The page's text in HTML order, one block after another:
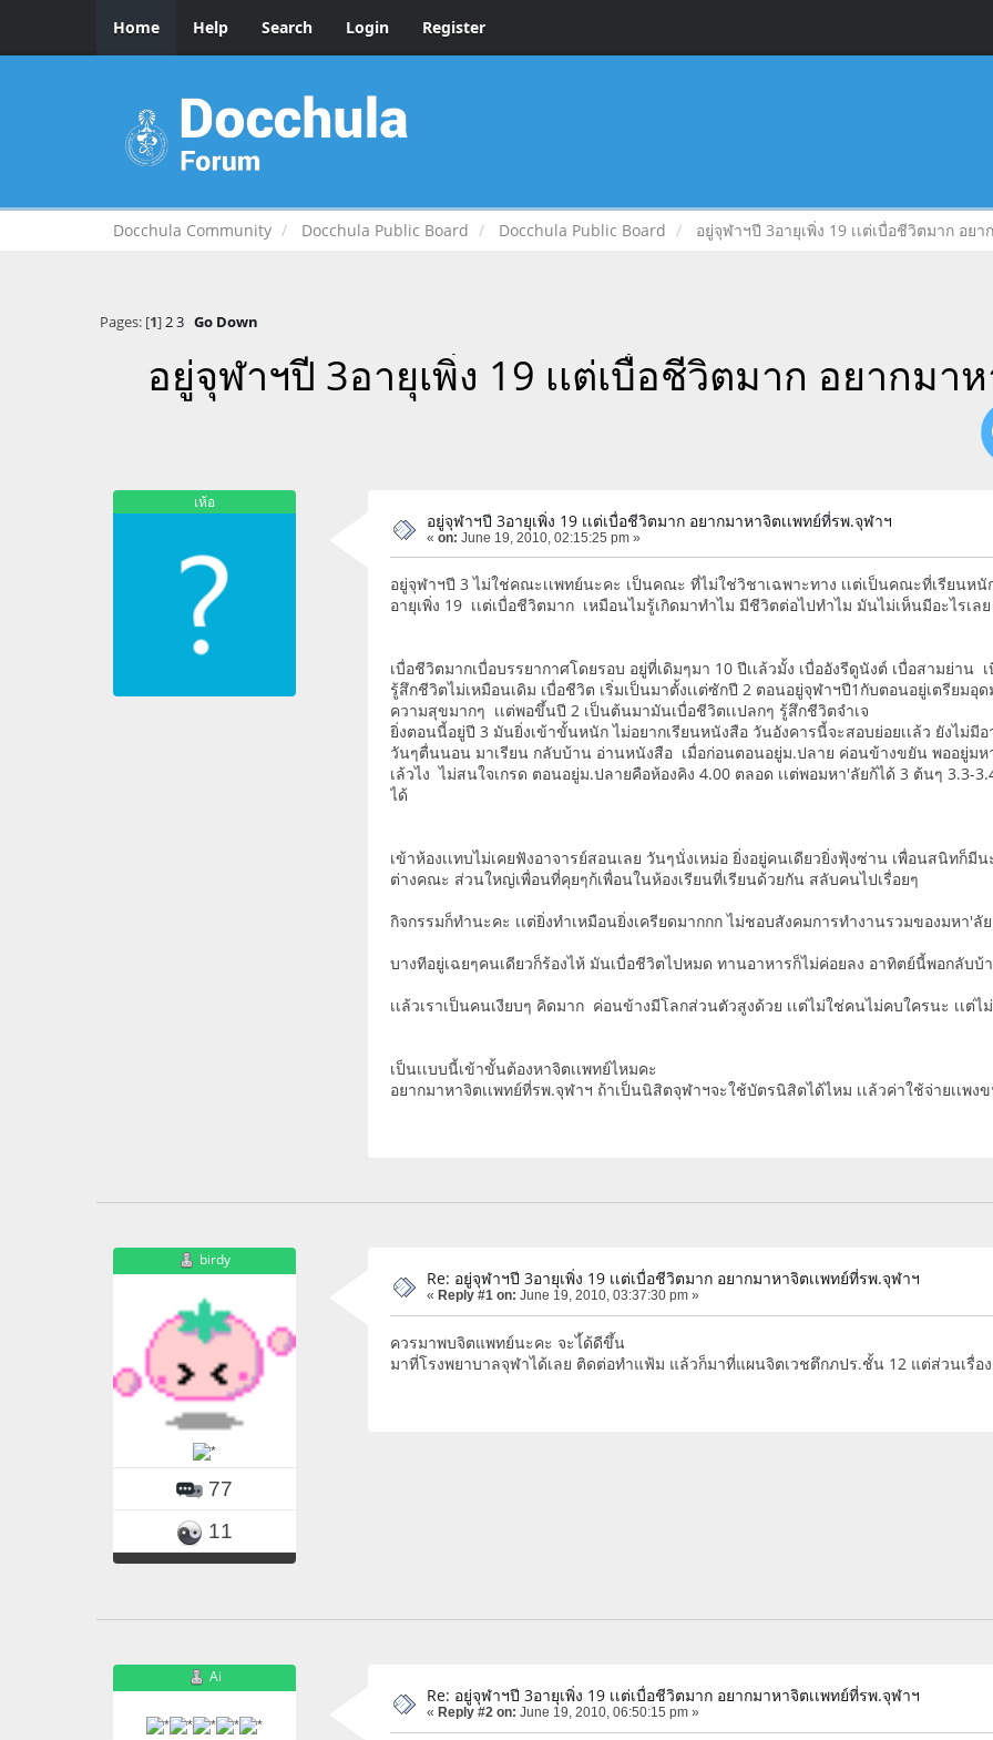
Home Help Search Login Register
Docchula Community Docchula Public Board Docchula Public Board อยู่จุฬาฯปี 3อายุเพิ่ง 19 เเต่เบื่อชีวิตมาก อย
Pages: [1]2 3 Go Down
อยู่จุฬาฯปี 3อายุเพิ่ง 19 เเต่เบื่อชีวิตมาก อยากมา
เห้อ
อยู่จุฬาฯปี 3อายุเพิ่ง 19 เเต่เบื่อชีวิตมาก อยากมาหาจิตเเพทย์ที่รพ.จุฬาฯ
« on: June 19, 2010, 02:15:25 pm »
อยู่จุฬาฯปี 3 ไม่ใช่คณะเเพทย์นะคะ เป็นคณะ ที่ไม่ใช่วิชาเฉพาะทาง เเต่เป็นคณะที่เรียนหนั
อายุเพิ่ง 19 เเต่เบื่อชีวิตมาก เหมือนไมรู้เกิดมาทำไม มีชีวิตต่อไปทำไม มันไม่เห็นมีอะไรเลย
เบื่อชีวิตมากเบื่อบรรยากาศโดยรอบ อยู่ที่เดิมๆมา 10 ปีเเล้วมั้ง เบื่ออังรีดูนังต์ เบื่อสามย่าน
รู้สึกชีวิตไม่เหมือนเดิม เบื่อชีวิต เริ่มเป็นมาตั้งเเต่ซักปี 2 ตอนอยู่จุฬาฯปี1กับตอนอยู่เตรียม
ความสุขมากๆ เเต่พอขึ้นปี 2 เป็นต้นมามันเบื่อชีวิตเเปลกๆ รู้สึกชีวิตจำเจ
ยิ่งตอนนี้อยู่ปี 3 มันยิ่งเข้าขั้นหนัก ไม่อยากเรียนหนังสือ วันอังคารนี้จะสอบย่อยเเล้ว ยังไม่มี
วันๆตื่นนอน มาเรียน กลับบ้าน อ่านหนังสือ เมื่อก่อนตอนอยู่ม.ปลาย ค่อนข้างขยัน พออยู่มห
เล้วไง ไม่สนใจเกรด ตอนอยู่ม.ปลายคือห้องคิง 4.00 ตลอด เเต่พอมหา'ลัยก้ได้ 3 ต้นๆ 3.3-
ได้
เข้าห้องเเทบไม่เคยฟังอาจารย์สอนเลย วันๆนั่งเหม่อ ยิ่งอยู่คนเดียวยิ่งฟุ้งซ่าน เพื่อนสนิทก็มี
ต่างคณะ ส่วนใหญ่เพื่อนที่คุยๆก้เพื่อนในห้องเรียนที่เรียนด้วยกัน สลับคนไปเรื่อยๆ
กิจกรรมก็ทำนะคะ เเต่ยิ่งทำเหมือนยิ่งเครียดมากกก ไม่ชอบสังคมการทำงานรวมของมหา'ลัย
บางทีอยู่เฉยๆคนเดียวก็ร้องไห้ มันเบื่อชีวิตไปหมด ทานอาหารก็ไม่ค่อยลง อาทิตย์นี้พอกลับบ้
เเล้วเราเป็นคนเงียบๆ คิดมาก ค่อนข้างมีโลกส่วนตัวสูงด้วย เเต่ไม่ใช่คนไม่คบใครนะ เเต่ไ
เป็นเเบบนี้เข้าขั้นต้องหาจิตเเพทย์ไหมคะ
อยากมาหาจิตเเพทย์ที่รพ.จุฬาฯ ถ้าเป็นนิสิตจุฬาฯจะใช้บัตรนิสิตได้ไหม เเล้วค่าใช้จ่ายเเพง
birdy
77
11
Re: อยู่จุฬาฯปี 3อายุเพิ่ง 19 เเต่เบื่อชีวิตมาก อยากมาหาจิตเเพทย์ที่รพ.จุฬาฯ
« Reply #1 on: June 19, 2010, 03:37:30 pm »
ควรมาพบจิตแพทย์นะคะ จะไ้ด้ดีขึ้น
มาที่โรงพยาบาลจุฬาได้เลย ติดต่อทำแฟ้ม แล้วก็มาที่แผนจิตเวชตึกภปร.ชั้น 12 แต่ส่วนเรื่
Ai
Re: อยู่จุฬาฯปี 3อายุเพิ่ง 19 เเต่เบื่อชีวิตมาก อยากมาหาจิตเเพทย์ที่รพ.จุฬาฯ
« Reply #2 on: June 19, 2010, 06:50:15 pm »